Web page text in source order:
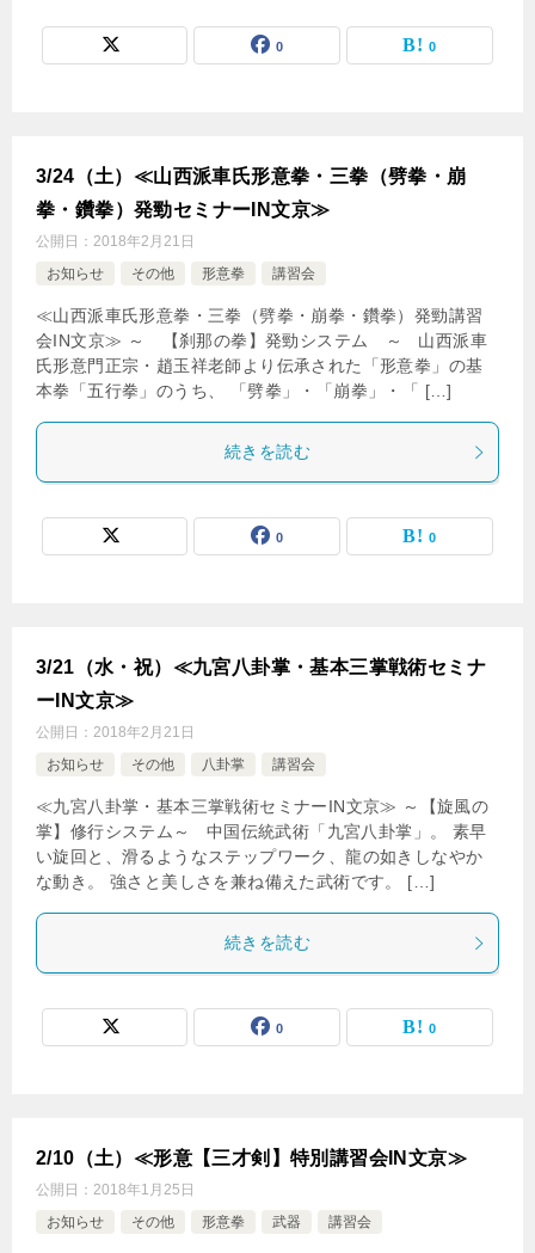
0 0
3/24（土）≪山西派車氏形意拳・三拳（劈拳・崩
拳・鑽拳）発勁セミナーIN文京≫
公開日： 2018年2月21日
お知らせ
その他 形意拳 講習会
≪山西派車氏形意拳・三拳（劈拳・崩拳・鑽拳）発勁講習
会IN文京≫ ～ 【刹那の拳】発勁システム ～ 山西派車
氏形意門正宗・趙玉祥老師より伝承された「形意拳」の基
本拳「五行拳」のうち、 「劈拳」・「崩拳」・「 […]
続きを読む
0 0
3/21（水・祝）≪九宮八卦掌・基本三掌戦術セミナ
ーIN文京≫
公開日： 2018年2月21日
お知らせ
その他 八卦掌 講習会
≪九宮八卦掌・基本三掌戦術セミナーIN文京≫ ～【旋風の
掌】修行システム～ 中国伝統武術「九宮八卦掌」。 素早
い旋回と、滑るようなステップワーク、龍の如きしなやか
な動き。 強さと美しさを兼ね備えた武術です。 […]
続きを読む
0 0
2/10（土）≪形意【三才剣】特別講習会IN文京≫
公開日： 2018年1月25日
お知らせ
その他 形意拳 武器 講習会